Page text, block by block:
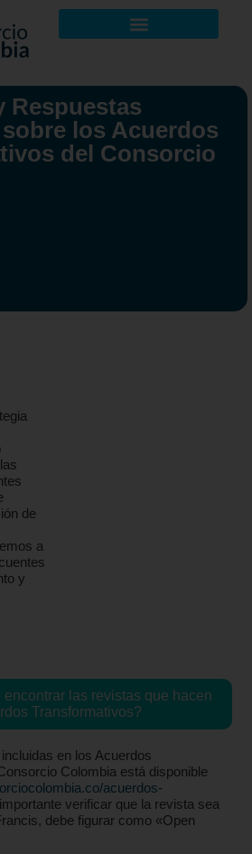
Respuestas
los Acuerdos
del Consorcio
de
a
y
las revistas que hacen
Transformativos?
en los Acuerdos
Colombia está disponible
acuerdos-
verificar que la revista sea
debe figurar como «Open